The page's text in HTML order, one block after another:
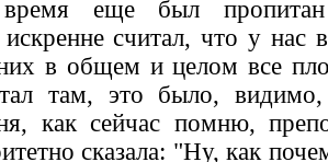
еще был пропитан
искренне считал, что у
в общем и целом все
там, это было,
как сейчас помню,
сказала: "Ну, как